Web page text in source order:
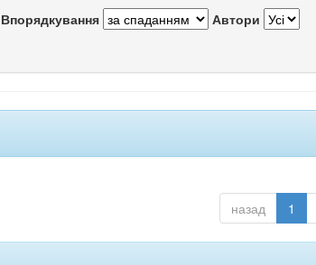
Впорядкування Автори
назад 1